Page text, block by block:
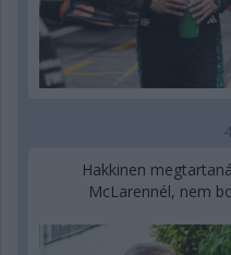
Hakkinen
McLarennél, nem